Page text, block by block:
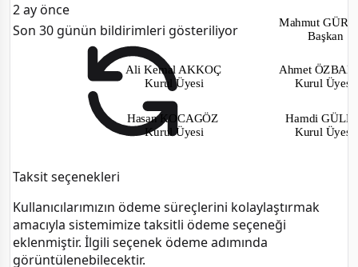
2 ay önce
Taksit seçenekleri
Kullanıcılarımızın ödeme süreçlerini kolaylaştırmak
amacıyla sistemimize taksitli ödeme seçeneği
eklenmiştir. İlgili seçenek ödeme adımında
görüntülenebilecektir.
Son 30 günün bildirimleri gösteriliyor
Mahmut
Başkan
Ali Kemal AKKOÇ
Kurul Üyesi
Ahmet
Kurul
Hasan KOCAGÖZ
Kurul Üyesi
Hamdi
Kurul